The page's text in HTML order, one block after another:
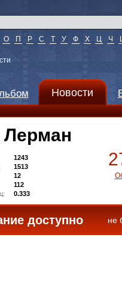
О П Р С Т У Ф Х Ц Ч
Новости
Лерман
1243
1513
12
112
0.333
доступно не